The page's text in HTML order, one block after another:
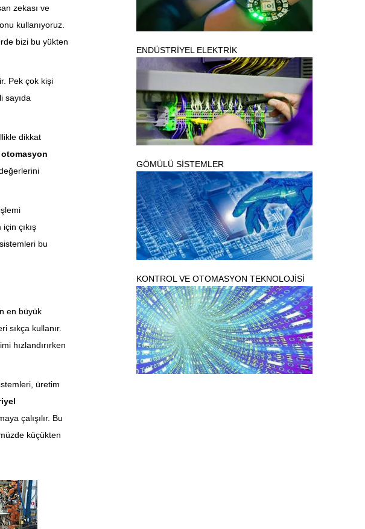
zekası ve
kullanıyoruz.
bizi bu yükten
Pek çok kişi
sayıda
dikkat
otomasyon
çıkış
sistemleri bu
en büyük
sıkça kullanır.
hızlandırırken
üretim
çalışılır. Bu
küçükten
ENDÜSTRİYEL ELEKTRİK
GÖMÜLÜ SİSTEMLER
KONTROL VE OTOMASYON TEKNOLOJİSİ